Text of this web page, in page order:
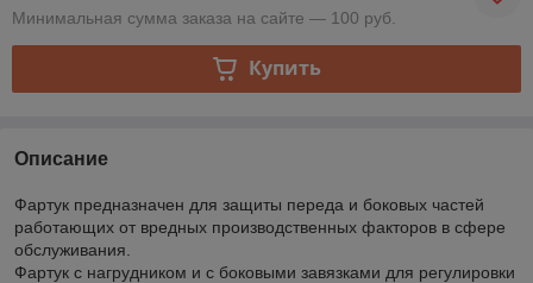
Минимальная сумма заказа на сайте — 100 руб.
Купить
Описание
Фартук предназначен для защиты переда и боковых частей
работающих от вредных производственных факторов в сфере
обслуживания.
Фартук с нагрудником и с боковыми завязками для регулировки